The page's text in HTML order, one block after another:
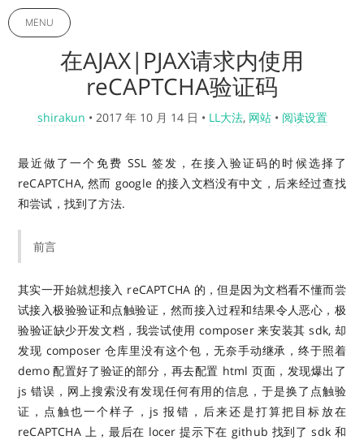
MENU
在AJAX|PJAX请求内使用
reCAPTCHA验证码
shirakun • 2017 年 10 月 14 日 • LL大法, 网站 • 阅读设置
最近做了一个免费 SSL 签发，在接入验证码的时候选择了
reCAPTCHA, 然而 google 的接入文档没有中文，后来经过查找
和尝试，找到了方法.
前言
其实一开始就想接入 reCAPTCHA 的，但是因为文档看不懂而尝
试接入极验验证和点触验证，然而接入过程和结果令人恶心，极
验验证缺少开发文档，我尝试使用 composer 来安装其 sdk, 却
发现 composer 仓库里没有这个包，无奈手动继承，终于照着
demo 配置好了验证的部分，再去配置 html 页面，发现爆出了
js 错误，网上搜索没有发现任何有用的信息，于是换了点触验
证，点触也一个样子，js 报错，后来还是打算把目标放在
reCAPTCHA 上，最后在 locer 提示下在 github 找到了 sdk 和